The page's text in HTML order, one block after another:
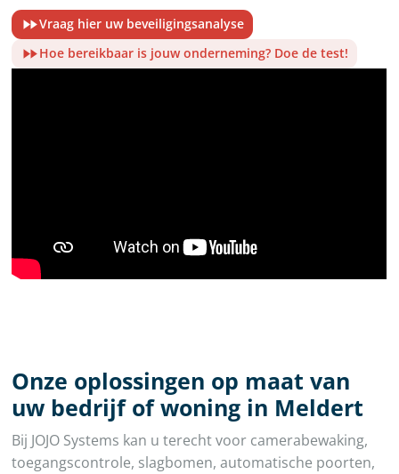
Vraag hier uw beveiligingsanalyse
Hoe bereikbaar is jouw onderneming? Doe de test!
Onze oplossingen op maat van
uw bedrijf of woning in Meldert
Bij JOJO Systems kan u terecht voor camerabewaking,
toegangscontrole, slagbomen, automatische poorten,